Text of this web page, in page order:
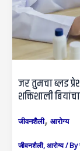
जर तुमचा ब्लड
शक्तिशाली
जीवनशैली, आरोग्य
जीवनशैली,आरोग्य/ By